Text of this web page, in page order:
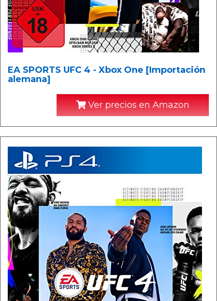
EA SPORTS UFC 4 - Xbox One [Importación
alemana]
Ver precios en Amazon